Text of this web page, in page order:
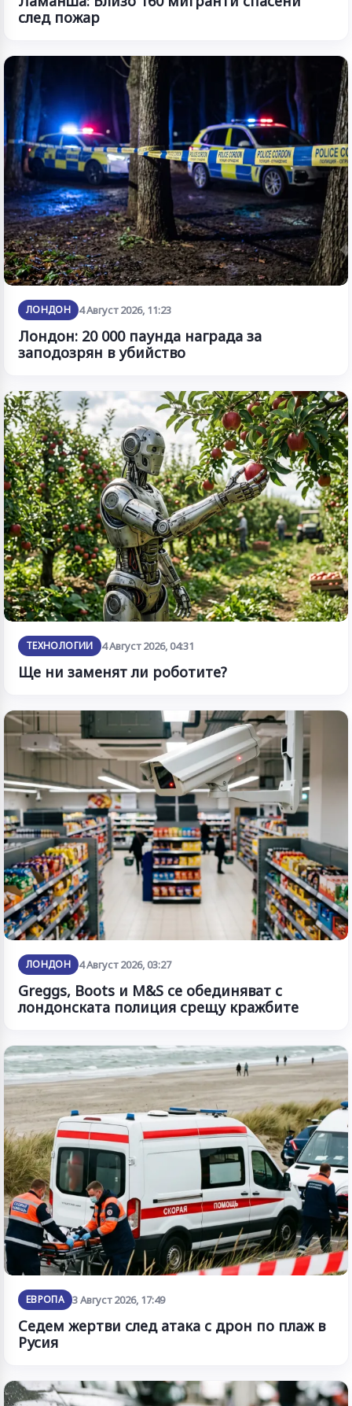
след пожар
ЛОНДОН 4 Август 2026, 11:23
Лондон: 20 000 паунда награда за
заподозрян в убийство
ТЕХНОЛОГИИ 4 Август 2026, 04:31
Ще ни заменят ли роботите?
ЛОНДОН 4 Август 2026, 03:27
Greggs, Boots и M&S се обединяват с
лондонската полиция срещу кражбите
ЕВРОПА 3 Август 2026, 17:49
Седем жертви след атака с дрон по плаж в
Русия